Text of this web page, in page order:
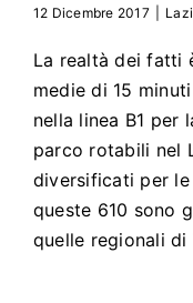
12 Dicembre 2017
La realtà dei fatti
medie di 15
nella linea B1 per
parco rotabili nel
diversificati per le
queste 610 sono
quelle regionali di